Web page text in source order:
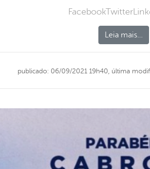
Leia mais…
publicado: 06/09/2021 19h40, última